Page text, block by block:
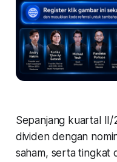
Sepanjang kuartal
dividen dengan
saham, serta tingkat